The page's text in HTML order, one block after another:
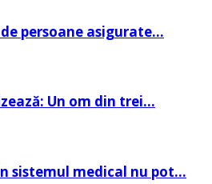
persoane asigurate…
Un om din trei…
sistemul medical nu pot…